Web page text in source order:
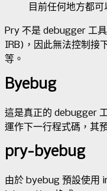
目前任何地方都可
Pry 不是 debugger 工
IRB)，因此無法控制接
等。
Byebug
這是真正的 debugger
運作下一行程式碼，其
pry-byebug
由於 byebug 預設使用